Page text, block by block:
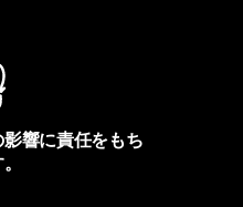
響に責任をもち